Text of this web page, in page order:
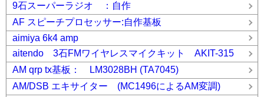
9石スーパーラジオ ：自作
AF スピーチプロセッサー:自作基板
aimiya 6k4 amp
aitendo 3石FMワイヤレスマイクキット AKIT-315
AM qrp tx基板： LM3028BH (TA7045)
AM/DSB エキサイター (MC1496によるAM変調)